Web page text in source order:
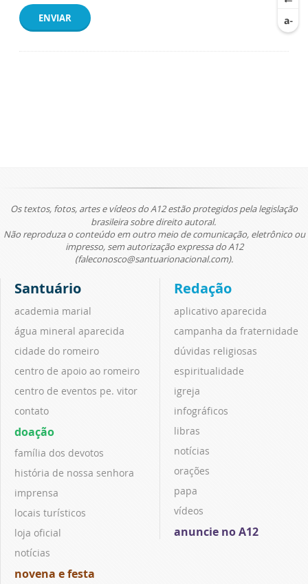
ENVIAR
Os textos, fotos, artes e vídeos do A12 estão protegidos pela legislação
brasileira sobre direito autoral.
Não reproduza o conteúdo em outro meio de comunicação, eletrônico ou
impresso, sem autorização expressa do A12
(faleconosco@santuarionacional.com).
Santuário
academia marial
água mineral aparecida
cidade do romeiro
centro de apoio ao romeiro
centro de eventos pe. vitor
contato
doação
família dos devotos
história de nossa senhora
imprensa
locais turísticos
loja oficial
notícias
novena e festa
Redação
aplicativo aparecida
campanha da fraternidade
dúvidas religiosas
espiritualidade
igreja
infográficos
libras
notícias
orações
papa
vídeos
anuncie no A12